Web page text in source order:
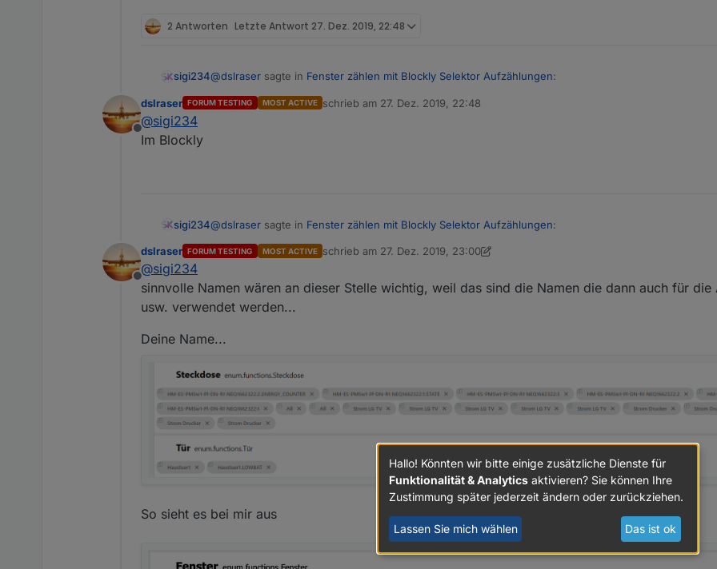
2 Antworten Letzte Antwort 27. Dez. 2019, 22:48
sigi234@dslraser sagte in Fenster zählen mit Blockly Selektor Aufzählungen:
Offline
dslraser FORUM TESTING MOST ACTIVE schrieb am 27. Dez. 2019, 22:48
zuletzt editiert von
@sigi234
Im Blockly
sigi234@dslraser sagte in Fenster zählen mit Blockly Selektor Aufzählungen:
Dein Funktion heißt Steckdose und im Blockly steht Steckdosen
Umstellen im Blockly oder bei den Auszählungen?
Offline
dslraser FORUM TESTING MOST ACTIVE schrieb am 27. Dez. 2019, 23:00
zuletzt editiert von dslraser
@sigi234
sinnvolle Namen wären an dieser Stelle wichtig, weil das sind die Namen die dann auch für die
usw. verwendet werden...
Deine Name...
So sieht es bei mir aus
Hallo! Könnten wir bitte einige zusätzliche Dienste für
Funktionalität & Analytics aktivieren? Sie können Ihre
Zustimmung später jederzeit ändern oder zurückziehen.
Lassen Sie mich wählen Das ist ok